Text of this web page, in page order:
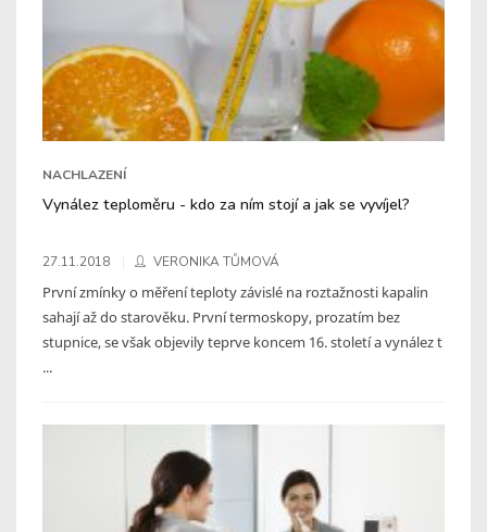
NACHLAZENÍ
Vynález teploměru - kdo za ním stojí a jak se vyvíjel?
27.11.2018 VERONIKA TŮMOVÁ
První zmínky o měření teploty závislé na roztažnosti kapalin
sahají až do starověku. První termoskopy, prozatím bez
stupnice, se však objevily teprve koncem 16. století a vynález t
...